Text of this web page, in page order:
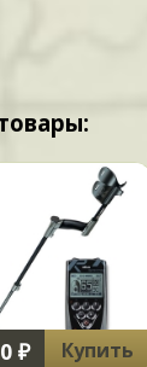
₽
Купить